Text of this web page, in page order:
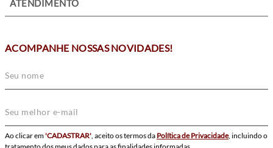
ATENDIMENTO
ACOMPANHE NOSSAS NOVIDADES!
Ao clicar em'CADASTRAR', aceito os termos da Política de Privacidade, incluindo o